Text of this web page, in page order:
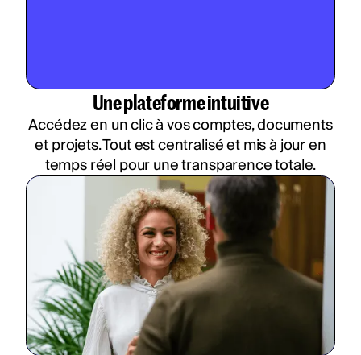
Une plateforme intuitive
Accédez en un clic à vos comptes, documents
et projets. Tout est centralisé et mis à jour en
temps réel pour une transparence totale.